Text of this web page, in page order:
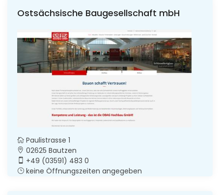
Ostsächsische Baugesellschaft mbH
Paulistrasse 1
02625 Bautzen
+49 (03591) 483 0
keine Öffnungszeiten angegeben